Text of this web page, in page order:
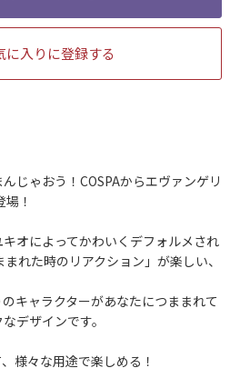
に入りに登録する
じゃおう！COSPAからエヴァンゲリ
！
オによってかわいくデフォルメされ
れた時のリアクション」が楽しい、
キャラクターがあなたにつままれて
デザインです。
様々な用途で楽しめる！